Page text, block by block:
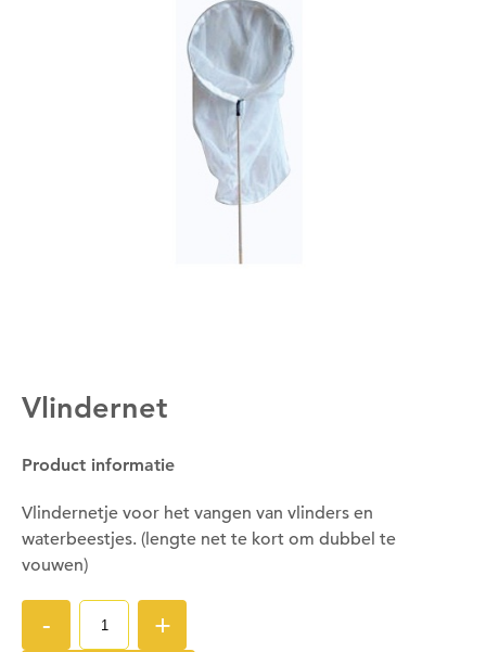
Vlindernet
Product informatie
Vlindernetje voor het vangen van vlinders en
waterbeestjes. (lengte net te kort om dubbel te
vouwen)
- +
Wil je nu inloggen?